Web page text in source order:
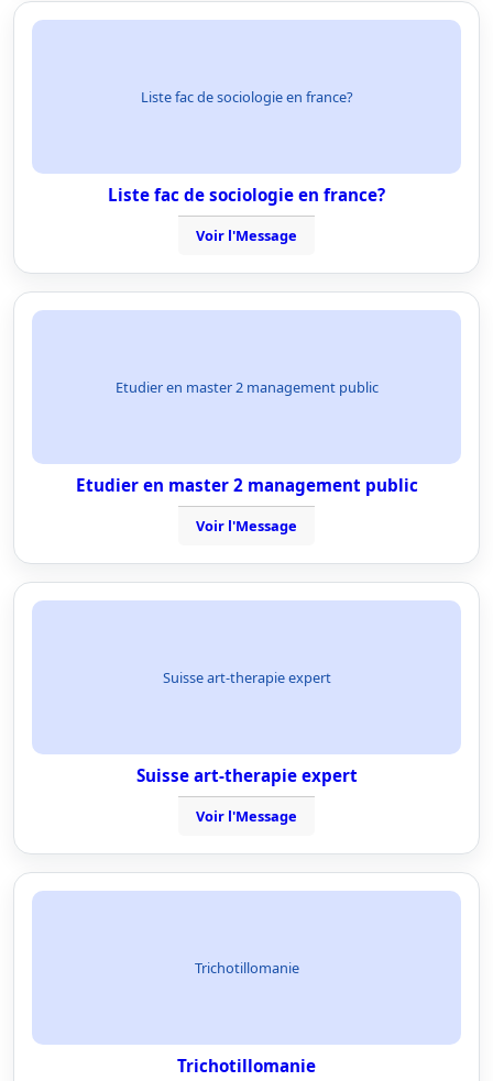
Liste fac de sociologie en france?
Liste fac de sociologie en france?
Voir l'Message
Etudier en master 2 management public
Etudier en master 2 management public
Voir l'Message
Suisse art-therapie expert
Suisse art-therapie expert
Voir l'Message
Trichotillomanie
Trichotillomanie